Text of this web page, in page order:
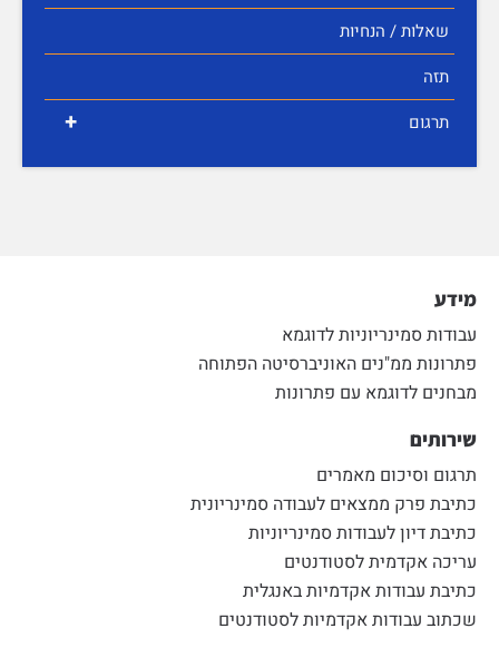
שאלות / הנחיות
תזה
+ תרגום
מידע
עבודות סמינריוניות לדוגמא
פתרונות ממ"נים האוניברסיטה הפתוחה
מבחנים לדוגמא עם פתרונות
שירותים
תרגום וסיכום מאמרים
כתיבת פרק ממצאים לעבודה סמינריונית
כתיבת דיון לעבודות סמינריוניות
עריכה אקדמית לסטודנטים
כתיבת עבודות אקדמיות באנגלית
שכתוב עבודות אקדמיות לסטודנטים